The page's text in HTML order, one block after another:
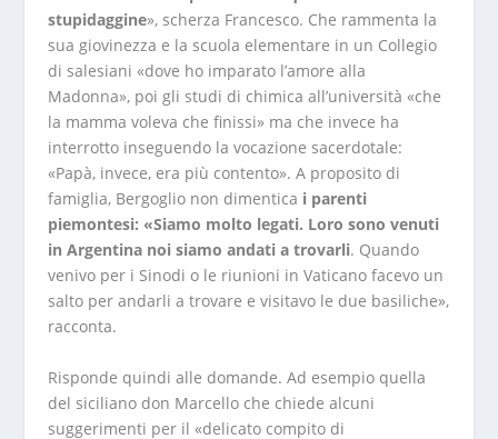
stupidaggine», scherza Francesco. Che rammenta la
sua giovinezza e la scuola elementare in un Collegio
di salesiani «dove ho imparato l’amore alla
Madonna», poi gli studi di chimica all’università «che
la mamma voleva che finissi» ma che invece ha
interrotto inseguendo la vocazione sacerdotale:
«Papà, invece, era più contento». A proposito di
famiglia, Bergoglio non dimentica i parenti
piemontesi: «Siamo molto legati. Loro sono venuti
in Argentina noi siamo andati a trovarli. Quando
venivo per i Sinodi o le riunioni in Vaticano facevo un
salto per andarli a trovare e visitavo le due basiliche»,
racconta.
Risponde quindi alle domande. Ad esempio quella
del siciliano don Marcello che chiede alcuni
suggerimenti per il «delicato compito di